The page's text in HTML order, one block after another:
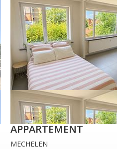
APPARTEMENT
MECHELEN